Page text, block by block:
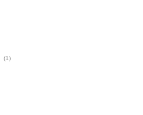
(1)